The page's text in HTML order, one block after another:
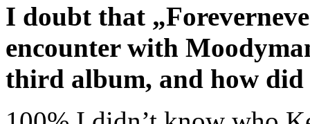
I doubt that
encounter with
third album, and how